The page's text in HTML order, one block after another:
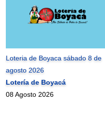
Loteria de Boyaca sábado 8 de
agosto 2026
Lotería de Boyacá
08 Agosto 2026